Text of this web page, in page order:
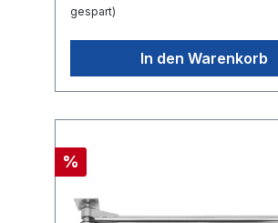
gespart)
In den Warenkorb
%